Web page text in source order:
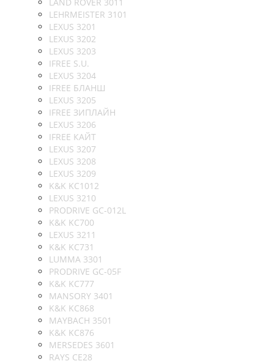
LEHRMEISTER 3101
LEXUS 3201
LEXUS 3202
LEXUS 3203
IFREE S.U.
LEXUS 3204
IFREE БЛАНШ
LEXUS 3205
IFREE ЗИПЛАЙН
LEXUS 3206
IFREE КАЙТ
LEXUS 3207
LEXUS 3208
LEXUS 3209
K&K KC1012
LEXUS 3210
PRODRIVE GC-012L
K&K KC700
LEXUS 3211
K&K KC731
LUMMA 3301
PRODRIVE GC-05F
K&K KC777
MANSORY 3401
K&K KC868
MAYBACH 3501
K&K KC876
MERSEDES 3601
RAYS CE28